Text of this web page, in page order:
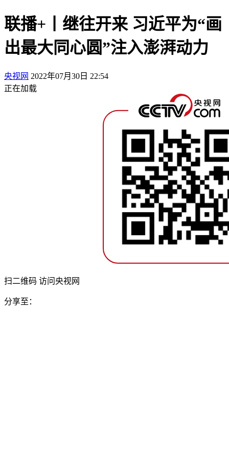
联播+丨继往开来 习近平为“画
出最大同心圆”注入澎湃动力
央视网 2022年07月30日 22:54
正在加载
扫二维码 访问央视网
分享至：